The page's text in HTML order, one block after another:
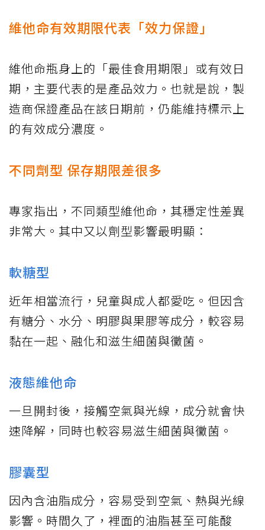
維他命有效期限代表「效力保證」
維他命瓶身上的「最佳食用期限」或有效日
期，主要代表的是產品效力。也就是說，製
造商保證產品在該日期前，仍能維持標示上
的有效成分濃度。
不同劑型 保存期限差很多
專家指出，不同類型維他命，其穩定性差異
非常大。其中又以劑型影響最明顯：
軟糖型
近年相當流行，兒童與成人都愛吃。但因含
有糖分、水分、明膠與果膠等成分，較容易
黏在一起、融化和滋生細菌與黴菌。
液態維他命
一旦開封後，接觸空氣與光線，成分就會快
速降解，同時也較容易滋生細菌與黴菌。
膠囊型
因內含油脂成分，容易受到空氣、熱與光線
影響。時間久了，裡面的油脂甚至可能酸